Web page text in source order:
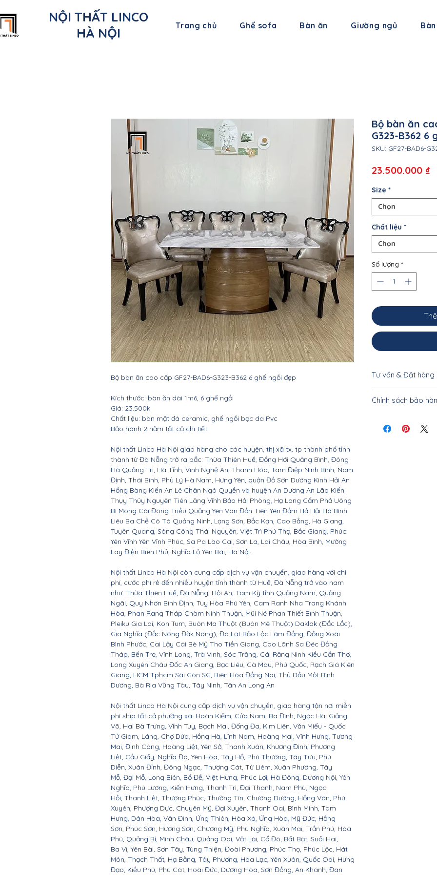
NỘI THẤT LINCO
HÀ NỘI
Trang chủ Ghế sofa Bàn ăn Giường ngủ
Bộ bàn ăn cao cấp GF27-BAD6-G323-B362 6 ghế ngồi đẹp
Kích thước: bàn ăn dài 1m6, 6 ghế ngồi
Giá: 23.500k
Chất liệu: bàn mặt đá ceramic, ghế ngồi bọc da Pvc
Bảo hành 2 năm tất cả chi tiết
Nội thất Linco Hà Nội giao hàng cho các huyện, thị xã tx, tp thành phố tỉnh
thành từ Đà Nẵng trở ra bắc: Thừa Thiên Huế, Đồng Hới Quảng Bình, Đông
Hà Quảng Trị, Hà Tĩnh, Vinh Nghệ An, Thanh Hóa, Tam Điệp Ninh Bình, Nam
Định, Thái Bình, Phủ Lý Hà Nam, Hưng Yên, quận Đồ Sơn Dương Kinh Hải An
Hồng Bàng Kiến An Lê Chân Ngô Quyền và huyện An Dương An Lão Kiến
Thụy Thủy Nguyên Tiên Lãng Vĩnh Bảo Hải Phòng, Hạ Long Cẩm Phả Uông
Bí Móng Cái Đông Triều Quảng Yên Vân Đồn Tiên Yên Đầm Hả Hải Hà Bình
Liêu Ba Chẽ Cô Tô Quảng Ninh, Lạng Sơn, Bắc Kạn, Cao Bằng, Hà Giang,
Tuyên Quang, Sông Công Thái Nguyên, Việt Trì Phú Thọ, Bắc Giang, Phúc
Yên Vĩnh Yên Vĩnh Phúc, Sa Pa Lào Cai, Sơn La, Lai Châu, Hòa Bình, Mường
Lay Điện Biên Phủ, Nghĩa Lộ Yên Bái, Hà Nội.
Nội thất Linco Hà Nội còn cung cấp dịch vụ vận chuyển, giao hàng với chi
phí, cước phí rẻ đến nhiều huyện tỉnh thành từ Huế, Đà Nẵng trở vào nam
như: Thừa Thiên Huế, Đà Nẵng, Hội An, Tam Kỳ tỉnh Quảng Nam, Quảng
Ngãi, Quy Nhơn Bình Định, Tuy Hòa Phú Yên, Cam Ranh Nha Trang Khánh
Hòa, Phan Rang Tháp Chàm Ninh Thuận, Mũi Né Phan Thiết Bình Thuận,
Pleiku Gia Lai, Kon Tum, Buôn Ma Thuột (Buôn Mê Thuột) Daklak (Đắc Lắc),
Gia Nghĩa (Đắc Nông Đăk Nông), Đà Lạt Bảo Lộc Lâm Đồng, Đồng Xoài
Bình Phước, Cai Lậy Cái Bè Mỹ Tho Tiền Giang, Cao Lãnh Sa Đéc Đồng
Tháp, Bến Tre, Vĩnh Long, Trà Vinh, Sóc Trăng, Cái Răng Ninh Kiều Cần Thơ,
Long Xuyên Châu Đốc An Giang, Bạc Liêu, Cà Mau, Phú Quốc, Rạch Giá Kiên
Giang, HCM Tphcm Sài Gòn SG, Biên Hòa Đồng Nai, Thủ Dầu Một Bình
Dương, Bà Rịa Vũng Tàu, Tây Ninh, Tân An Long An
Nội thất Linco Hà Nội cung cấp dịch vụ vận chuyển, giao hàng tận nơi miễn
phí ship tất cả phường xã: Hoàn Kiếm, Cửa Nam, Ba Đình, Ngọc Hà, Giảng
Võ, Hai Bà Trưng, Vĩnh Tuy, Bạch Mai, Đống Đa, Kim Liên, Văn Miếu - Quốc
Tử Giám, Láng, Chợ Dừa, Hồng Hà, Lĩnh Nam, Hoàng Mai, Vĩnh Hưng, Tương
Mai, Định Công, Hoàng Liệt, Yên Sở, Thanh Xuân, Khương Đình, Phương
Liệt, Cầu Giấy, Nghĩa Đô, Yên Hòa, Tây Hồ, Phú Thượng, Tây Tựu, Phú
Diễn, Xuân Đỉnh, Đông Ngạc, Thượng Cát, Từ Liêm, Xuân Phương, Tây
Mỗ, Đại Mỗ, Long Biên, Bồ Đề, Việt Hưng, Phúc Lợi, Hà Đông, Dương Nội, Yên
Nghĩa, Phú Lương, Kiến Hưng, Thanh Trì, Đại Thanh, Nam Phù, Ngọc
Hồi, Thanh Liệt, Thượng Phúc, Thường Tín, Chương Dương, Hồng Vân, Phú
Xuyên, Phượng Dực, Chuyên Mỹ, Đại Xuyên, Thanh Oai, Bình Minh, Tam
Hưng, Dân Hòa, Vân Đình, Ứng Thiên, Hòa Xá, Ứng Hòa, Mỹ Đức, Hồng
Sơn, Phúc Sơn, Hương Sơn, Chương Mỹ, Phú Nghĩa, Xuân Mai, Trần Phú, Hòa
Phú, Quảng Bị, Minh Châu, Quảng Oai, Vật Lại, Cổ Đô, Bất Bạt, Suối Hai,
Ba Vì, Yên Bài, Sơn Tây, Tùng Thiện, Đoài Phương, Phúc Thọ, Phúc Lộc, Hát
Môn, Thạch Thất, Hạ Bằng, Tây Phương, Hòa Lạc, Yên Xuân, Quốc Oai, Hưng
Đạo, Kiều Phú, Phú Cát, Hoài Đức, Dương Hòa, Sơn Đồng, An Khánh, Đan
Bộ bàn ăn
G323-B362 6
SKU: GF27-BAD6-
23.500.000 ₫
Size *
Chọn
Chất liệu *
Chọn
Số lượng *
Tư vấn & Đặt hàng
khách vui lòng liên
Chính sách bảo